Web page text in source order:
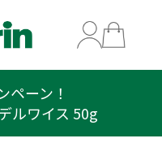
ペーン！
ルワイス 50g